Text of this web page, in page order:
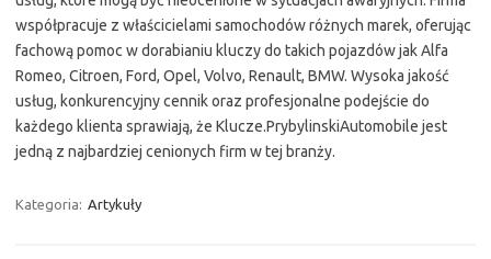
współpracuje z właścicielami samochodów różnych marek, oferując
fachową pomoc w dorabianiu kluczy do takich pojazdów jak Alfa
Romeo, Citroen, Ford, Opel, Volvo, Renault, BMW. Wysoka jakość
usług, konkurencyjny cennik oraz profesjonalne podejście do
każdego klienta sprawiają, że Klucze.PrybylinskiAutomobile jest
jedną z najbardziej cenionych firm w tej branży.
Kategoria: Artykuły